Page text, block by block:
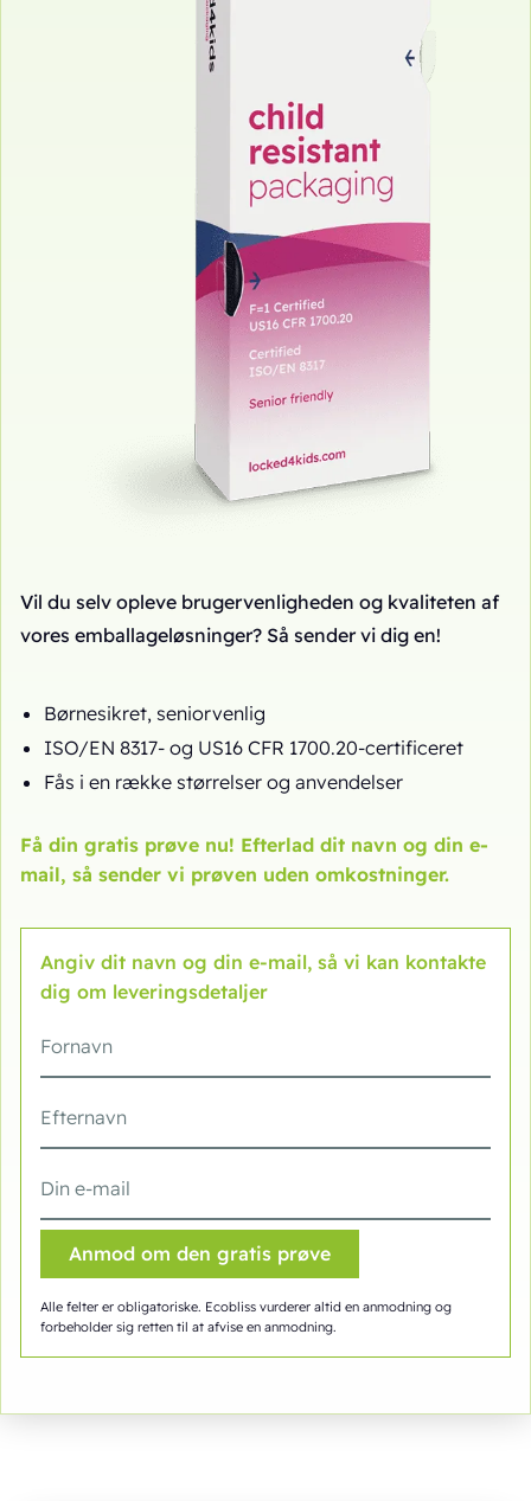
Vil du selv opleve brugervenligheden og kvaliteten af
vores emballageløsninger? Så sender vi dig en!
Børnesikret, seniorvenlig
ISO/EN 8317- og US16 CFR 1700.20-certificeret
Fås i en række størrelser og anvendelser
Få din gratis prøve nu! Efterlad dit navn og din e-
mail, så sender vi prøven uden omkostninger.
Angiv dit navn og din e-mail, så vi kan kontakte
dig om leveringsdetaljer
Alle felter er obligatoriske. Ecobliss vurderer altid en anmodning og
forbeholder sig retten til at afvise en anmodning.